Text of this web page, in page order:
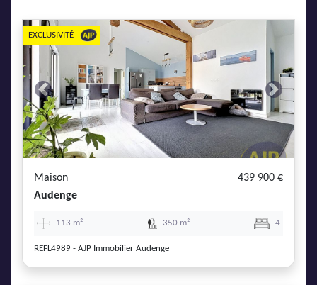
ENTREPRISES
DEVENIR FRANCHISÉ
AJP Recrute
AJP Actualités
Service Qualité Clients
Previous Next
EXCLUSIVITÉ
Maison
439 900 €
Audenge
113 m² 350 m² 4
REFL4989 - AJP Immobilier Audenge